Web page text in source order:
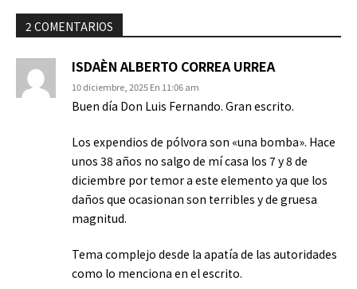
2 COMENTARIOS
ISDAÈN ALBERTO CORREA URREA
10 diciembre, 2025 En 11:06 am
Buen día Don Luis Fernando. Gran escrito.
Los expendios de pólvora son «una bomba». Hace
unos 38 años no salgo de mí casa los 7 y 8 de
diciembre por temor a este elemento ya que los
daños que ocasionan son terribles y de gruesa
magnitud.
Tema complejo desde la apatía de las autoridades
como lo menciona en el escrito.